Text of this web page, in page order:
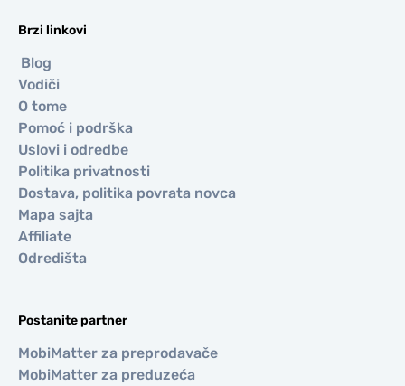
Brzi linkovi
Blog
Vodiči
O tome
Pomoć i podrška
Uslovi i odredbe
Politika privatnosti
Dostava, politika povrata novca
Mapa sajta
Affiliate
Odredišta
Postanite partner
MobiMatter za preprodavače
MobiMatter za preduzeća